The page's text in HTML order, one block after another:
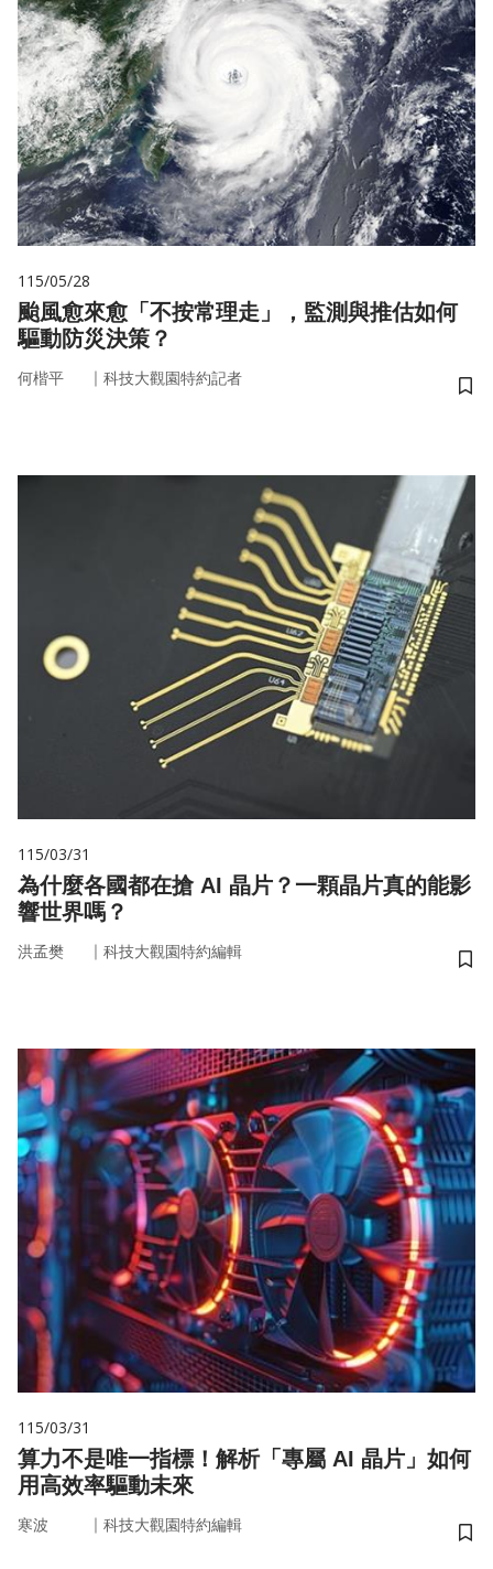
115/05/28
颱風愈來愈「不按常理走」，監測與推估如何
驅動防災決策？
何楷平 ｜ 科技大觀園特約記者
儲
115/03/31
為什麼各國都在搶 AI 晶片？一顆晶片真的能影
響世界嗎？
洪孟樊 ｜ 科技大觀園特約編輯
儲
115/03/31
算力不是唯一指標！解析「專屬 AI 晶片」如何
用高效率驅動未來
寒波 ｜ 科技大觀園特約編輯
儲